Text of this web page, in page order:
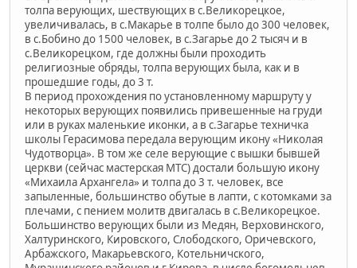
толпа верующих, шествующих в с.Великорецкое,
увеличивалась, в с.Макарье в толпе было до 300 человек,
в с.Бобино до 1500 человек, в с.Загарье до 2 тысяч и в
с.Великорецком, где должны были проходить
религиозные обряды, толпа верующих была, как и в
прошедшие годы, до 3 т.
В период прохождения по установленному маршруту у
некоторых верующих появились привешенные на груди
или в руках маленькие иконки, а в с.Загарье техничка
школы Герасимова передала верующим икону «Николая
Чудотворца». В том же селе верующие с вышки бывшей
церкви (сейчас мастерская МТС) достали большую икону
«Михаила Архангела» и толпа до 3 т. человек, все
запыленные, большинство обутые в лапти, с котомками за
плечами, с пением молитв двигалась в с.Великорецкое.
Большинство верующих были из Медян, Верховинского,
Халтуринского, Кировского, Слободского, Оричевского,
Арбажского, Макарьевского, Котельничского,